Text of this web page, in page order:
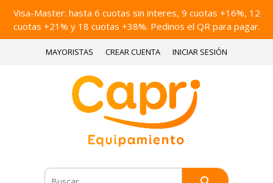
Visa-Master: hasta 6 cuotas sin interes, 9 cuotas +16%, 12
cuotas +21% y 18 cuotas +38%. Pedinos el QR para pagar.
MAYORISTAS CREAR CUENTA INICIAR SESIÓN